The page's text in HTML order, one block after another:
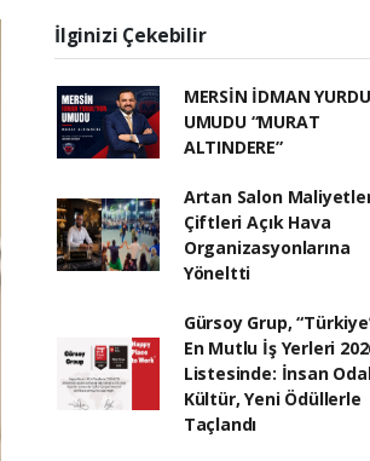
İlginizi Çekebilir
MERSİN İDMAN
UMUDU “MURAT
ALTINDERE”
Artan Salon
Çiftleri Açık Hava
Organizasyonlarına
Yöneltti
Gürsoy Grup,
En Mutlu İş Yerleri
Listesinde: İnsan
Kültür, Yeni Ödüllerle
Taçlandı